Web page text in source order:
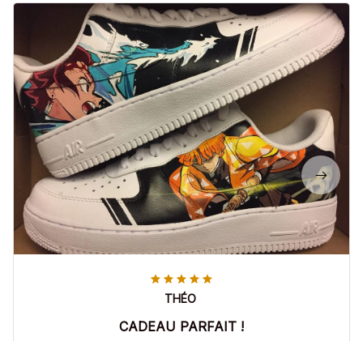
THÉO
CADEAU PARFAIT !